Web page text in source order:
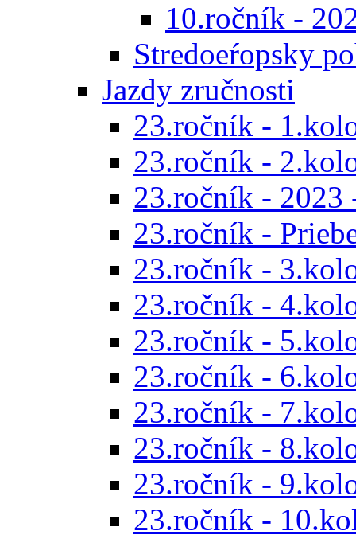
10.ročník -
Stredoeŕopsky
Jazdy zručnosti
23.ročník -
23.ročník -
23.ročník - 2023
23.ročník -
23.ročník -
23.ročník -
23.ročník -
23.ročník -
23.ročník -
23.ročník -
23.ročník -
23.ročník -